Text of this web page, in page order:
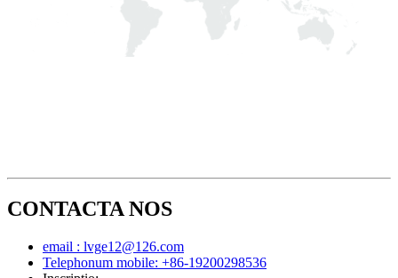
CONTACTA NOS
email : lvge12@126.com
Telephonum mobile: +86-19200298536